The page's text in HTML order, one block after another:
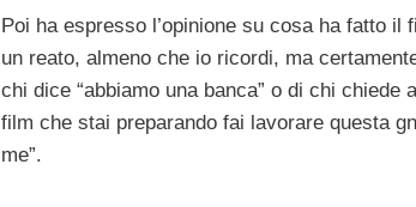
Poi ha espresso l’opinione su cosa ha fatto
un reato, almeno che io ricordi, ma
chi dice “abbiamo una banca” o di chi
film che stai preparando fai lavorare questa
me”.